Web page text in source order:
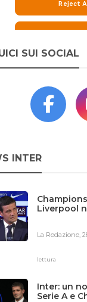
SUI SOCIAL
INTER
Liverpool
La Redazione,
lettura
Inter: un
Serie A e